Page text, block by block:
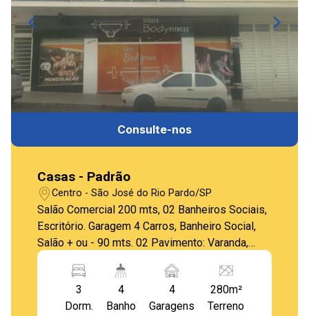
Consulte-nos
Casas - Padrão
Centro - São José do Rio Pardo/SP
Salão Comercial 200 mts, 02 Banheiros Sociais,
Escritório. Garagem 4 Carros, Banheiro Social,
Salão + ou - 90 mts. 02 Pavimento: Varanda,
Sala de Estar, Sala de Jantar, Cozinha Planejada,
03 Dormitórios( sendo 01 Suíte, todos com
Armário Planejado), Banheiro Social, Cozinha
Externa, Área de Serviço, Banheiro Social
3
Dorm.
4
Banho
4
Garagens
280m²
Terreno